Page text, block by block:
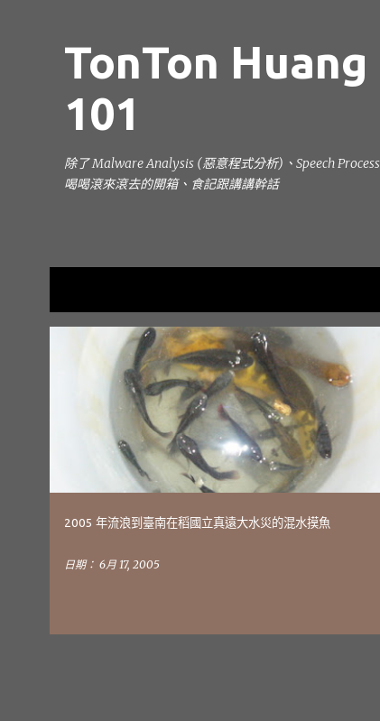
TonTon
101
除了 Malware Analysis (惡意程式分析)、Speech
喝喝滾來滾去的開箱、食記跟講講幹話
2005 年流浪到臺南在稻國立真遠大水災的混水摸魚
日期： 6月 17, 2005
週遊列校_NO.07-立德大學 縮縮N和全家妹